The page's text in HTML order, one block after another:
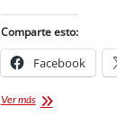
Comparte esto:
Facebook
Ver másCARNAVAL